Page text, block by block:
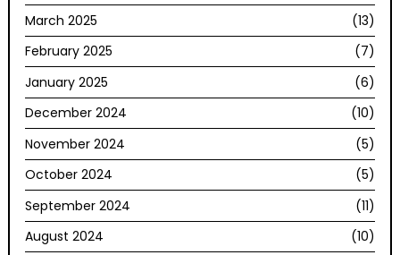
March 2025
(13)
February 2025
(7)
January 2025
(6)
December 2024
(10)
November 2024
(5)
October 2024
(5)
September 2024
(11)
August 2024
(10)